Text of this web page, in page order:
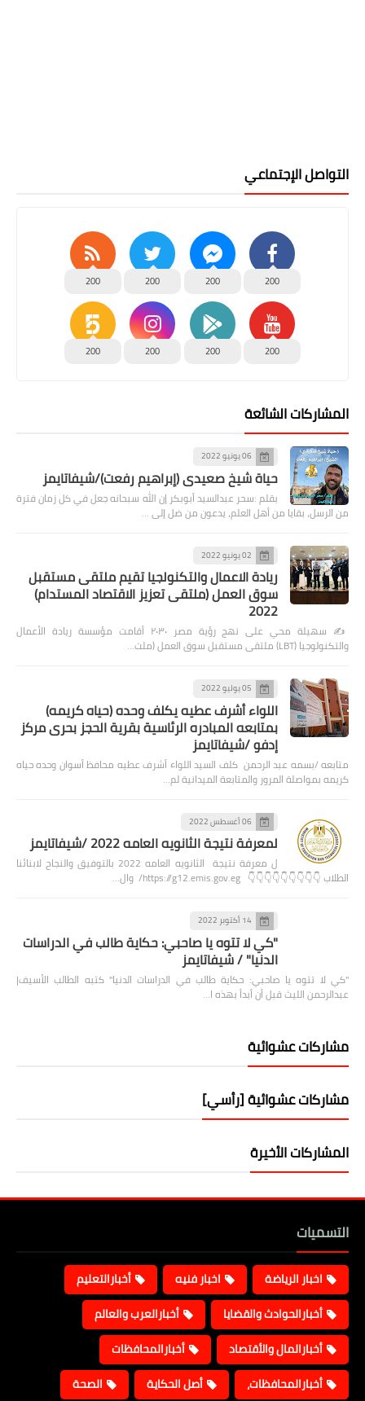
التواصل الإجتماعي
200
200
200
200
200
200
200
200
المشاركات الشائعة
06 يونيو 2022
حياة شيخ صعيدى (إبراهيم رفعت)/شيفاتايمز
بقلم :سحر عبدالسيد أبوبكر إن الله سبحانه جعل في كل زمان فترة
من الرسل، بقايا من أهل العلم، يدعون من ضل إلى …
02 يونيو 2022
ريادة الاعمال والتكنولجيا تقيم ملتقى مستقبل
سوق العمل (ملتقى تعزيز الاقتصاد المستدام)
2022
✍️ سهيلة محي على نهج رؤية مصر ٢٠٣٠ أقامت مؤسسة ريادة الأعمال
والتكنولوجيا (LBT) ملتقى مستقبل سوق العمل (ملت…
05 يوليو 2022
اللواء أشرف عطيه يكلف وحده (حياه كريمه)
بمتابعه المبادره الرئاسية بقرية الحجز بحرى مركز
إدفو /شيفاتايمز
متابعه /بسمه عبد الرحمن كلف السيد اللواء أشرف عطيه محافظ أسوان وحده حياه
كريمه بمواصلة المرور والمتابعة الميدانية لم…
06 أغسطس 2022
لمعرفة نتيجة الثانويه العامه 2022 /شيفاتايمز
ل معرفة نتيجة الثانويه العامه 2022 بالتوفيق والنجاح لابنائنا
الطلاب 👇👇👇👇👇👇👇👇👇 https://g12.emis.gov.eg/ وال…
14 أكتوبر 2022
"كي لا تتوه يا صاحبي: حكاية طالب في الدراسات
الدنيا" / شيفاتايمز
"كي لا تتوه يا صاحبي: حكاية طالب في الدراسات الدنيا" كتبه الطالب الأسيف|
عبدالرحمن الليث قبل أن أبدأ بهذه ا…
مشاركات عشوائية
مشاركات عشوائية [رأسي]
المشاركات الأخيرة
التسميات
اخبار الرياضة اخبار فنيه
أخبارالتعليم
أخبارالحوادث والقضايا
أخبارالعرب والعالم
أخبارالمال والأقتصاد
أخبارالمحافظات
أخبارالمحافظات،
أصل الحكاية
الصحة